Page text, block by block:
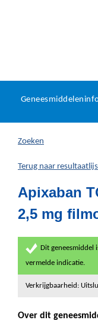
U
hier:
Zoeken
Terug naar
Apixaban
2,5 mg
Dit geneesmiddel
vermelde indicatie.
Verkrijgbaarheid:
Over dit